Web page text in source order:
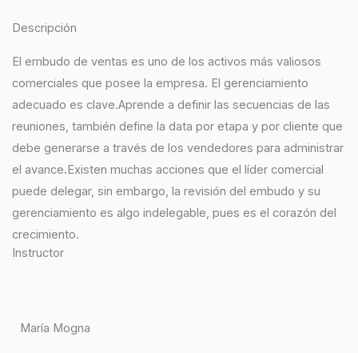
Descripción
El embudo de ventas es uno de los activos más valiosos
comerciales que posee la empresa. El gerenciamiento
adecuado es clave.Aprende a definir las secuencias de las
reuniones, también define la data por etapa y por cliente que
debe generarse a través de los vendedores para administrar
el avance.Existen muchas acciones que el líder comercial
puede delegar, sin embargo, la revisión del embudo y su
gerenciamiento es algo indelegable, pues es el corazón del
crecimiento.
Instructor
María Mogna